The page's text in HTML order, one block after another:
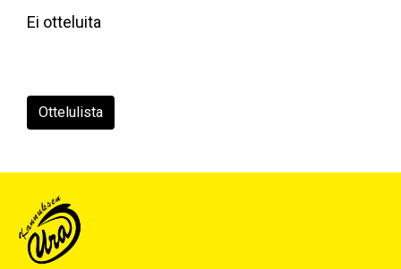
Ei otteluita
Ottelulista